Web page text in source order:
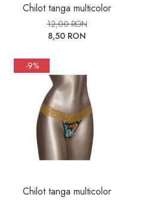
Chilot tanga multicolor
12,00 RON
8,50 RON
-9%
Chilot tanga multicolor